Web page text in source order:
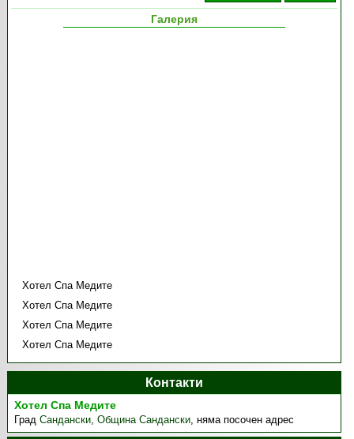
Галерия
Хотел Спа Медите
Хотел Спа Медите
Хотел Спа Медите
Хотел Спа Медите
Контакти
Хотел Спа Медите
ГрадСандански,Община Сандански,няма посочен адрес